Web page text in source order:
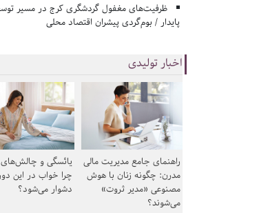
ظرفیت‌های مغفول گردشگری کرج در مسیر
پایدار / بوم‌گردی پیشران اقتصاد محلی
اخبار تولیدی
راهنمای جامع مدیریت مالی
مدرن: چگونه زنان با هوش
مصنوعی «مدیر ثروت»
می‌شوند؟
یائسگی و چالش‌های
چرا خواب در این
دشوار می‌شود؟